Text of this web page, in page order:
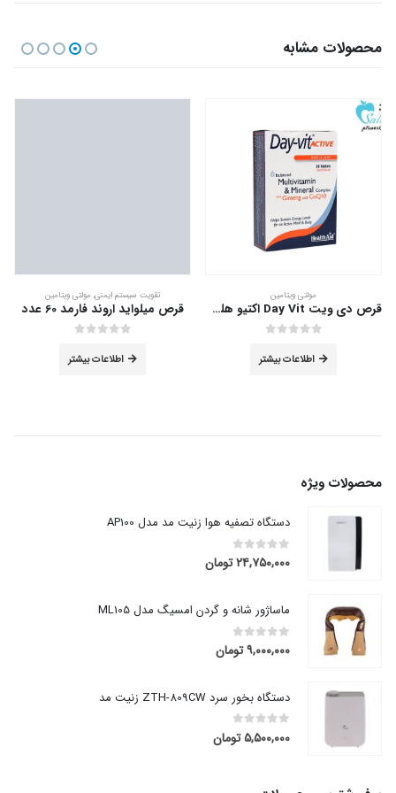
محصولات مشابه
مولتی ویتامین
قرص دی ویت Day Vit اکتیو هلث اید 30 عددی
اطلاعات بیشتر
تقویت سیستم ایمنی, مولتی ویتامین
قرص میلواید اروند فارمد 60 عدد
اطلاعات بیشتر
محصولات ویژه
دستگاه تصفیه هوا زنیت مد مدل AP100
۲۴,۷۵۰,۰۰۰تومان
ماساژور شانه و گردن امسیگ مدل ML105
۹,۰۰۰,۰۰۰تومان
دستگاه بخور سرد ZTH-809CW زنیت مد
۵,۵۰۰,۰۰۰تومان